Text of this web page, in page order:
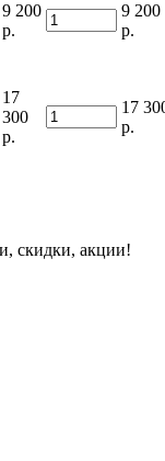
9 200
р.
9 200
р.
17
300
р.
17
р.
, скидки, акции!